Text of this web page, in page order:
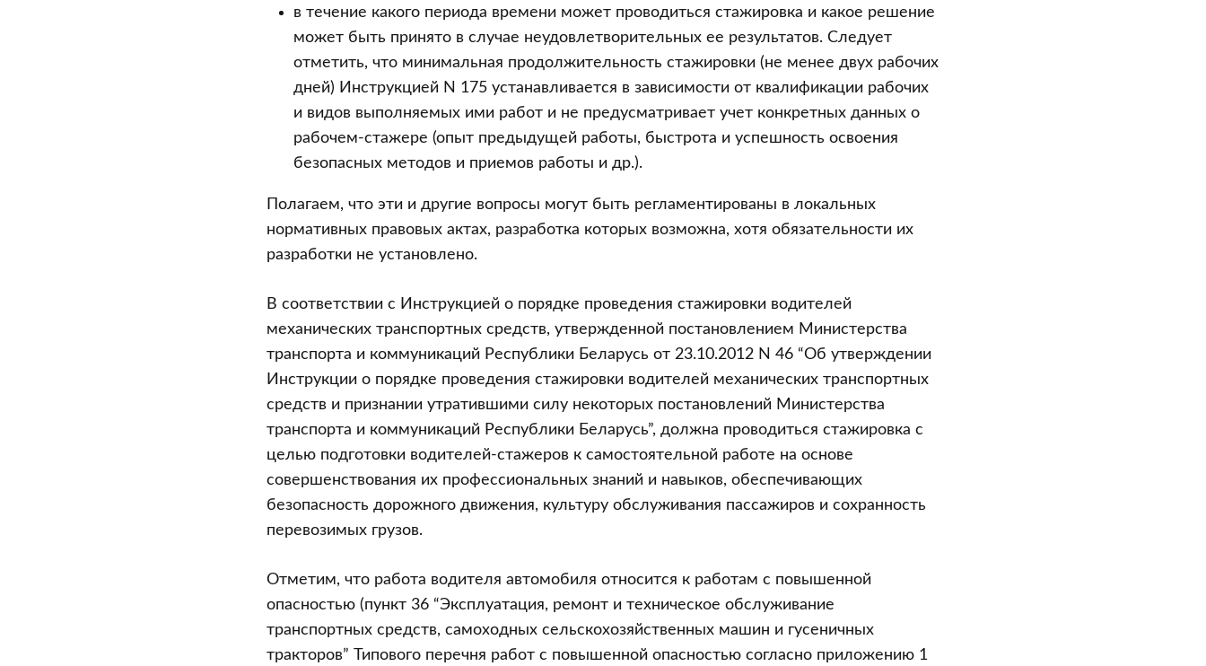
в течение какого периода времени может проводиться стажировка и какое решение
может быть принято в случае неудовлетворительных ее результатов. Следует
отметить, что минимальная продолжительность стажировки (не менее двух рабочих
дней) Инструкцией N 175 устанавливается в зависимости от квалификации рабочих
и видов выполняемых ими работ и не предусматривает учет конкретных данных о
рабочем-стажере (опыт предыдущей работы, быстрота и успешность освоения
безопасных методов и приемов работы и др.).
Полагаем, что эти и другие вопросы могут быть регламентированы в локальных
нормативных правовых актах, разработка которых возможна, хотя обязательности их
разработки не установлено.
В соответствии с Инструкцией о порядке проведения стажировки водителей
механических транспортных средств, утвержденной постановлением Министерства
транспорта и коммуникаций Республики Беларусь от 23.10.2012 N 46 “Об утверждении
Инструкции о порядке проведения стажировки водителей механических транспортных
средств и признании утратившими силу некоторых постановлений Министерства
транспорта и коммуникаций Республики Беларусь”, должна проводиться стажировка с
целью подготовки водителей-стажеров к самостоятельной работе на основе
совершенствования их профессиональных знаний и навыков, обеспечивающих
безопасность дорожного движения, культуру обслуживания пассажиров и сохранность
перевозимых грузов.
Отметим, что работа водителя автомобиля относится к работам с повышенной
опасностью (пункт 36 “Эксплуатация, ремонт и техническое обслуживание
транспортных средств, самоходных сельскохозяйственных машин и гусеничных
тракторов” Типового перечня работ с повышенной опасностью согласно приложению 1